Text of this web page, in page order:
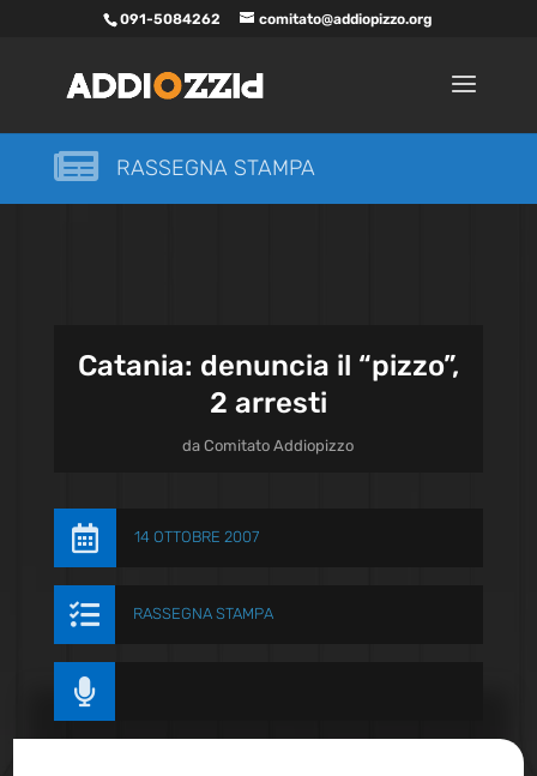
091-5084262 comitato@addiopizzo.org
 RASSEGNA STAMPA
Catania: denuncia il “pizzo”,
2 arresti
daComitato Addiopizzo
 14 OTTOBRE 2007
 RASSEGNA STAMPA
